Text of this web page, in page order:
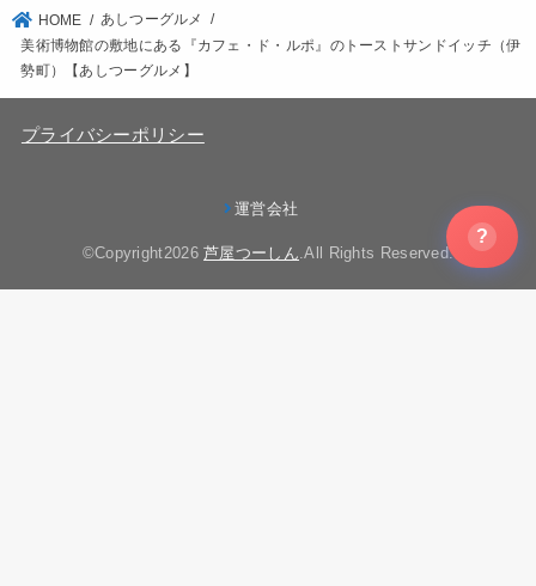
HOME
あしつーグルメ
美術博物館の敷地にある『カフェ・ド・ルポ』のトーストサンドイッチ（伊
勢町）【あしつーグルメ】
プライバシーポリシー
運営会社
©Copyright2026芦屋つーしん.All Rights Reserved.
?